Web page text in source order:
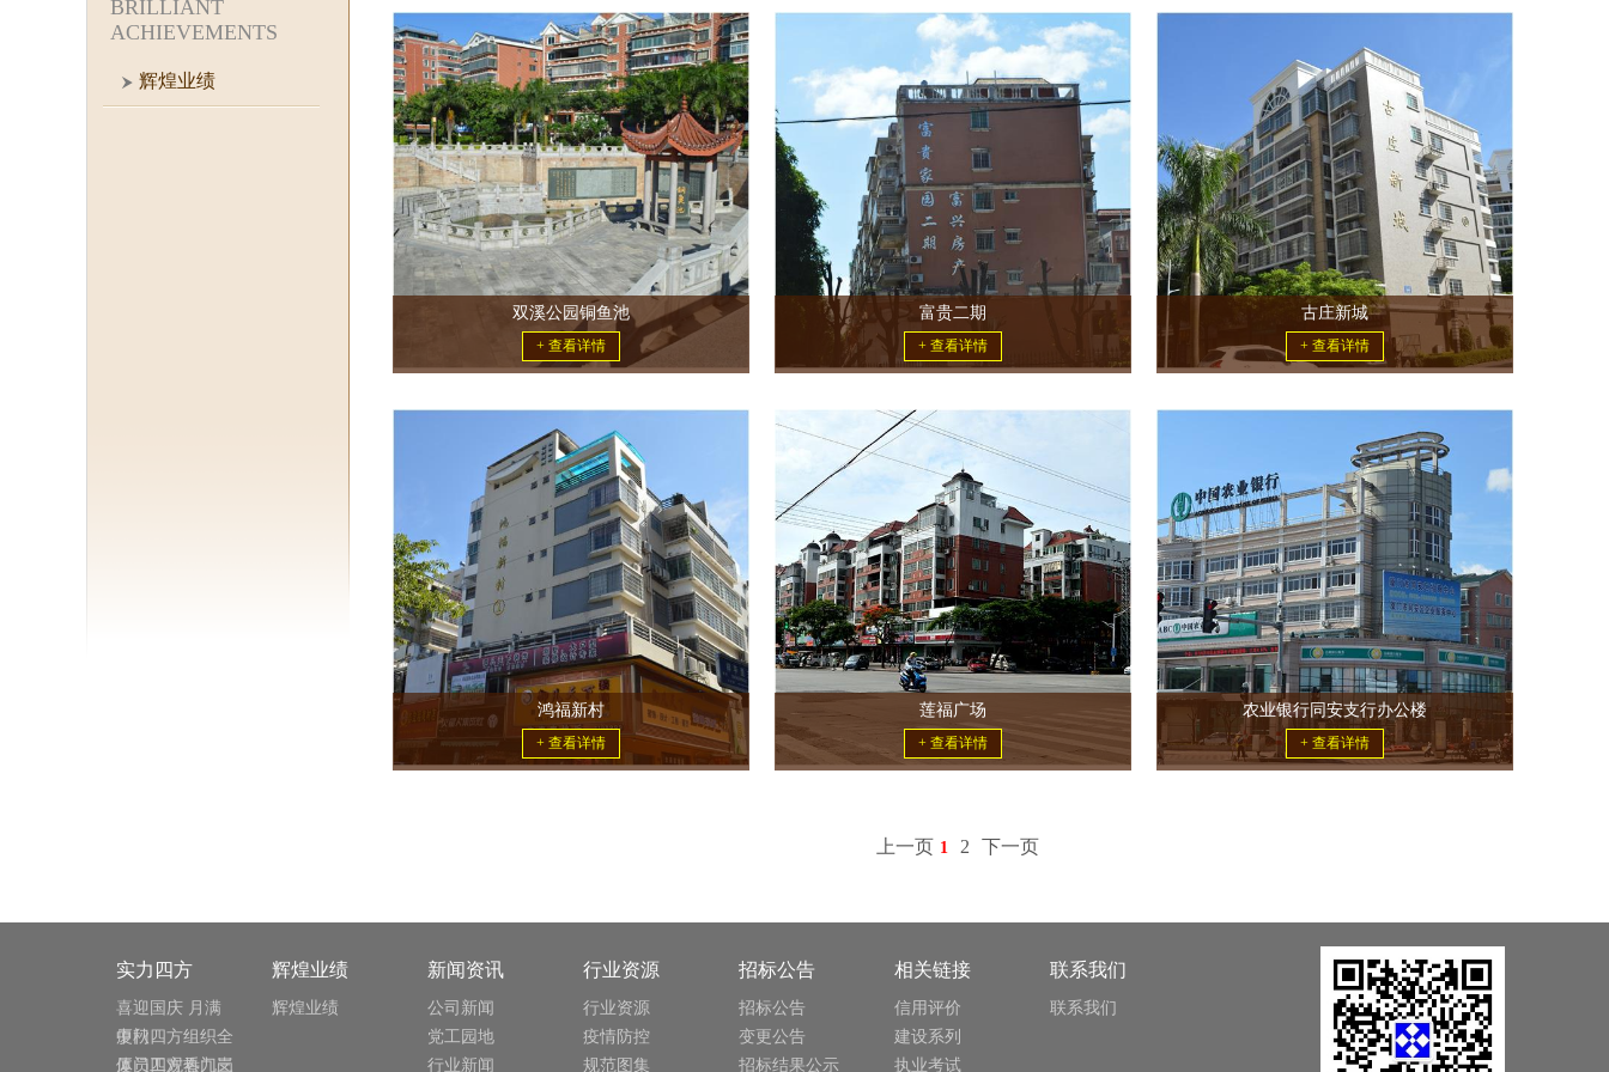
BRILLIANT
ACHIEVEMENTS
辉煌业绩
双溪公园铜鱼池
+ 查看详情
富贵二期
+ 查看详情
古庄新城
+ 查看详情
鸿福新村
+ 查看详情
莲福广场
+ 查看详情
农业银行同安支行办公楼
+ 查看详情
上一页 1 2 下一页
实力四方
喜迎国庆 月满
中秋
厦门四方组织全
体员工观看九三
厦门四方热门岗
辉煌业绩
辉煌业绩
新闻资讯
公司新闻
党工园地
行业新闻
行业资源
行业资源
疫情防控
规范图集
招标公告
招标公告
变更公告
招标结果公示
相关链接
信用评价
建设系列
执业考试
联系我们
联系我们